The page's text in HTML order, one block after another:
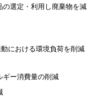
の選定・利用し廃棄物を減
における環境負荷を削減
ギー消費量の削減​